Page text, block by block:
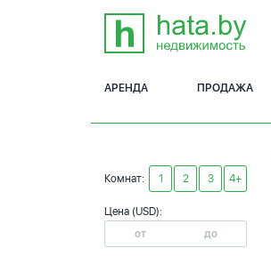
АРЕНДА ПРОДАЖА
Комнат: 1 2 3 4+
Цена (USD):